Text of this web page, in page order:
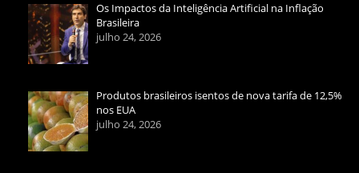
Os Impactos da Inteligência Artificial na Inflação
Brasileira
julho 24, 2026
Produtos brasileiros isentos de nova tarifa de 12,5%
nos EUA
julho 24, 2026